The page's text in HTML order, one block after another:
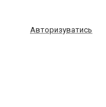
Авторизуватись